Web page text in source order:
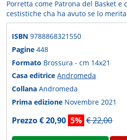
Porretta come Patrona del Basket e
cestistiche cha ha avuto se lo
ISBN9788868321550
Pagine448
Formato Brossura - cm 14x21
Casa editriceAndromeda
CollanaAndromeda
Prima edizione Novembre 2021
Prezzo € 20,90 5% € 22,00